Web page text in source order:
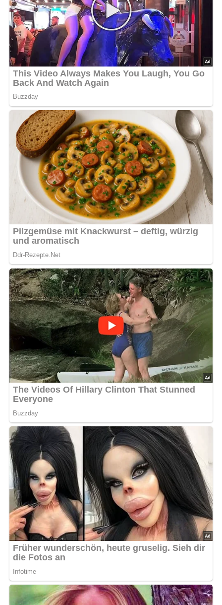
Kalorien: 600 kcal
Eiweiß: 28 g
Fett: 35 g
Kohlenhydrate: 45 g
Tipps zum Rezept:
Für eine vegetarische Variante kannst du den Schinken
und die Salami durch geröstetes Gemüse wie Zucchini
oder Paprika ersetzen. Auch unterschiedliche
Käsesorten, wie Mozzarella oder Gouda, verleihen dem
Auflauf eine neue Note. Serviere den Auflauf am
besten mit einem frischen Salat!
Bild für dein Pinterest-Board
Nach: Rezepte, probiert, notiert, fotografiert, Verlag für die Frau, Leipzig, DDR, 1966
Jetzt Sterne vergeben – Rezept
bewerten